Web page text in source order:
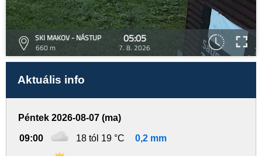
SKI MAKOV - NÁSTUP
660 m
05:05
7. 8. 2026
Aktuális info
Péntek 2026-08-07 (ma)
09:00 18 tól 19 °C 0,2 mm